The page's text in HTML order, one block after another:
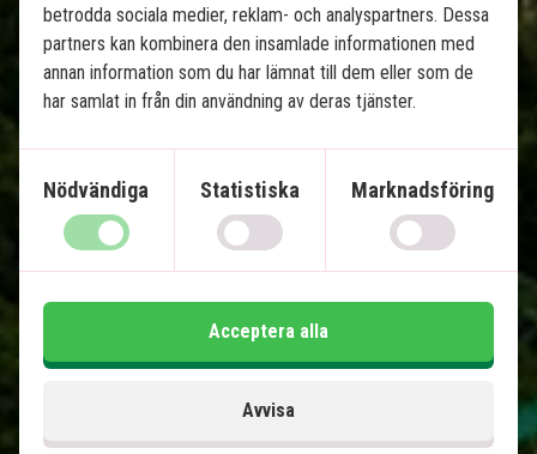
Costa Rica från kust till kust
Puerto Viejo de Talamanca - karibiska
stränder
Arenal - vulkaner och varma källor
betrodda sociala medier, reklam- och analyspartners. Dessa
partners kan kombinera den insamlade informationen med
annan information som du har lämnat till dem eller som de
har samlat in från din användning av deras tjänster.
Nödvändiga Statistiska Marknadsföring
Avvisa
Acceptera alla